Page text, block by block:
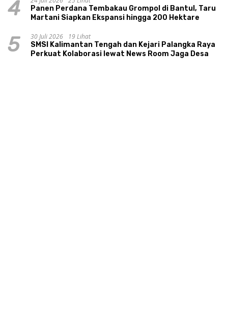
4
Panen Perdana Tembakau Grompol di Bantul, Taru
Martani Siapkan Ekspansi hingga 200 Hektare
5 30 Juli 2026
19 Lihat
SMSI Kalimantan Tengah dan Kejari Palangka Raya
Perkuat Kolaborasi lewat News Room Jaga Desa